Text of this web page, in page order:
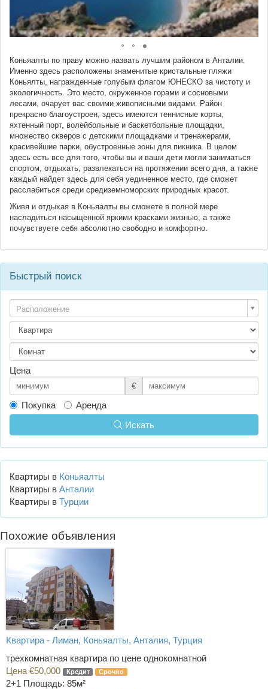
Коньяалты по праву можно назвать лучшим районом в Анталии.
Именно здесь расположены знаменитые кристальные пляжи
Коньялты, награжденные голубым флагом ЮНЕСКО за чистоту и
экологичность. Это место, окруженное горами и сосновыми
лесами, очарует вас своими живописными видами. Район
прекрасно благоустроен, здесь имеются теннисные корты,
яхтенный порт, волейбольные и баскетбольные площадки,
множество скверов с детскими площадками и тренажерами,
красивейшие парки, обустроенные зоны для пикника. В целом
здесь есть все для того, чтобы вы и ваши дети могли заниматься
спортом, отдыхать, развлекаться на протяжении всего дня, а также
каждый найдет здесь для себя уединенное место, где сможет
расслабиться среди средиземноморских природных красот.
Живя и отдыхая в Коньяалты вы сможете в полной мере
насладиться насыщенной яркими красками жизнью, а также
почувствуете себя абсолютно свободно и комфортно.
Быстрый поиск
Расположение
Цена
€
Покупка
Аренда
Искать
Квартиры в Коньяалты
Квартиры в Анталии
Квартиры в Турции
Похожие объявления
Квартира - Лиман, Коньяалты, Анталия, Турция
трехкомнатная квартира по цене однокомнатной
Цена €50,000
Кредит Срочно
2+1 Площадь: 85м²